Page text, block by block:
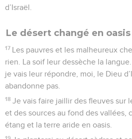
d’Israël.
Le désert changé en oasis
17 Les pauvres et les malheureux
rien. La soif leur dessèche la
je vais leur répondre, moi, le Dieu
abandonne pas.
18 Je vais faire jaillir des fleuves sur
et des sources au fond des vallées,
étang et la terre aride en oasis.
19